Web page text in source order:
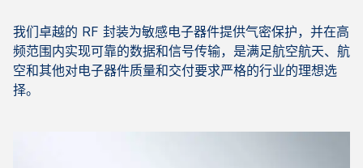
我们卓越的 RF 封装为敏感电子器件提供气密保护，并在高
频范围内实现可靠的数据和信号传输，是满足航空航天、航
空和其他对电子器件质量和交付要求严格的行业的理想选
择。